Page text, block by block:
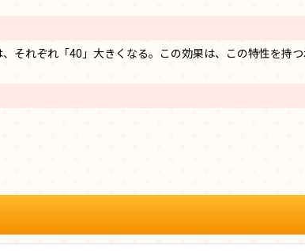
れぞれ「40」大きくなる。この効果は、この特性を持つ